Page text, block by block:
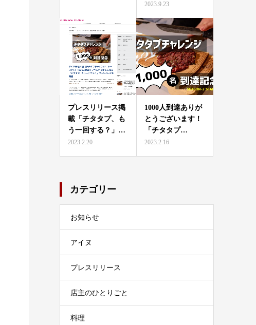
2023.9.23
プレスリリース掲
載「チタタプ、も
う一回する？」…
2023.2.20
1000人到達ありが
とうございます！
「チタタプ…
2023.2.16
カテゴリー
お知らせ
アイヌ
プレスリリース
店主のひとりごと
料理